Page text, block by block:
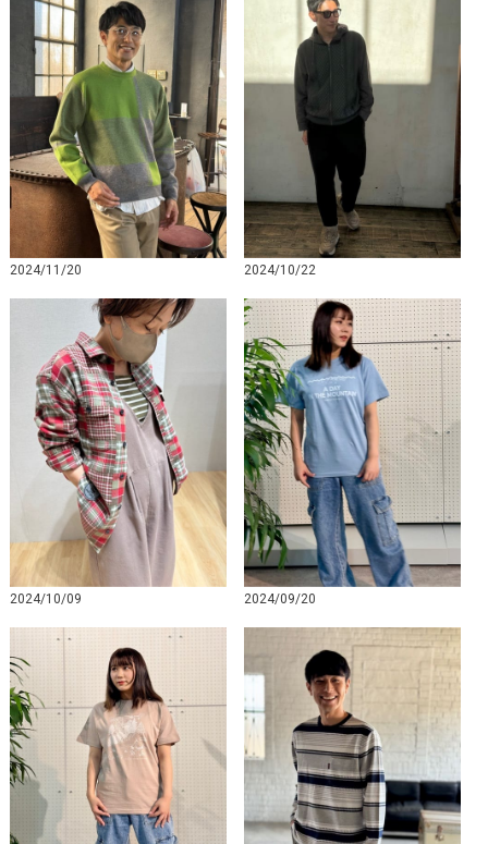
2024/11/20 2024/10/22
2024/10/09 2024/09/20